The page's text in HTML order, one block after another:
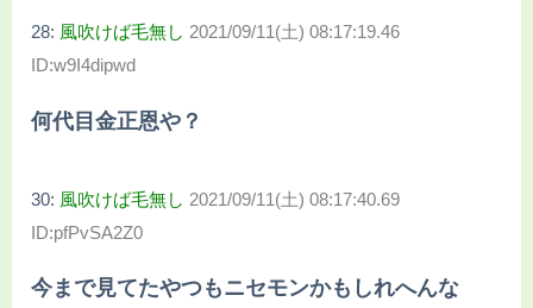
28: 風吹けば毛無し 2021/09/11(土) 08:17:19.46
ID:w9I4dipwd
何代目金正恩や？
30: 風吹けば毛無し 2021/09/11(土) 08:17:40.69
ID:pfPvSA2Z0
今まで見てたやつもニセモンかもしれへんな